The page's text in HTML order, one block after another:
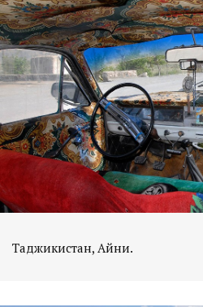
Таджикистан, Айни.